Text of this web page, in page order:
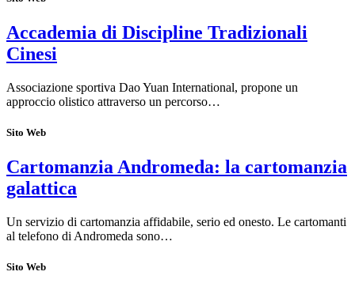
Accademia di Discipline Tradizionali
Cinesi
Associazione sportiva Dao Yuan International, propone un
approccio olistico attraverso un percorso…
Sito Web
Cartomanzia Andromeda: la cartomanzia
galattica
Un servizio di cartomanzia affidabile, serio ed onesto. Le cartomanti
al telefono di Andromeda sono…
Sito Web